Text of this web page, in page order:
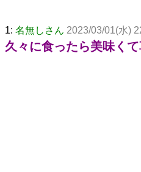
1: 名無しさん 2023/03/01(水)
久々に食ったら美味く